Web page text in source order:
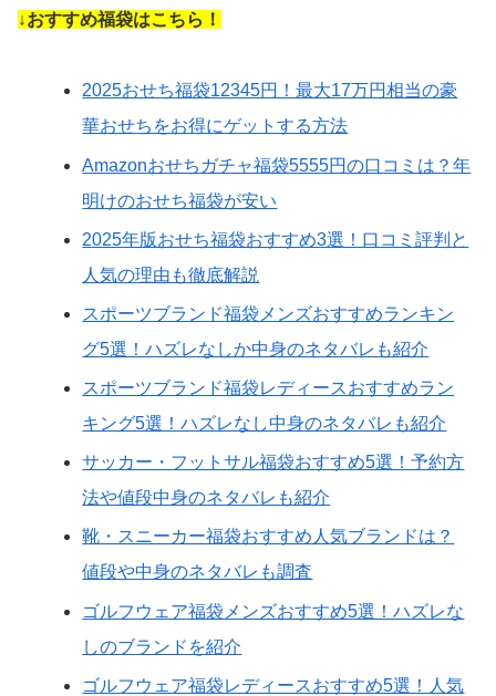
↓おすすめ福袋はこちら！
2025おせち福袋12345円！最大17万円相当の豪
華おせちをお得にゲットする方法
Amazonおせちガチャ福袋5555円の口コミは？年
明けのおせち福袋が安い
2025年版おせち福袋おすすめ3選！口コミ評判と
人気の理由も徹底解説
スポーツブランド福袋メンズおすすめランキン
グ5選！ハズレなしか中身のネタバレも紹介
スポーツブランド福袋レディースおすすめラン
キング5選！ハズレなし中身のネタバレも紹介
サッカー・フットサル福袋おすすめ5選！予約方
法や値段中身のネタバレも紹介
靴・スニーカー福袋おすすめ人気ブランドは？
値段や中身のネタバレも調査
ゴルフウェア福袋メンズおすすめ5選！ハズレな
しのブランドを紹介
ゴルフウェア福袋レディースおすすめ5選！人気